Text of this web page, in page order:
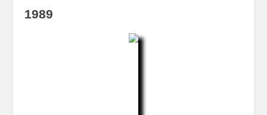
1989